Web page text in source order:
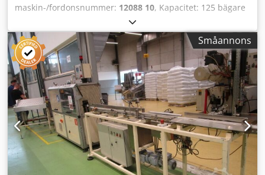
maskin-/fordonsnummer: 12088 10, Kapacitet: 125 bägare
per minut (brutto) Består av: - Avstaplare - Etikettapplikator
för botten - Sidetikettapplikator 1 + 2 och 3 + 4 - Station för
fastklistring av sidetiketter (påstrykarsystem) -
Kontrollstation med kameraövervakning - Påstaplare med
räknare - Utmatningsband för färdig produkt Dkodpfx Aon
D Hczecfor Maskinen kan även etikettera runda bägare
(160–180°, runt om). Bägarhöjd: 120–130 mm
Småannons